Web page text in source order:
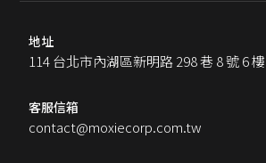
地址
114 台北市內湖區新明路 298 巷 8 號 6 樓
客服信箱
contact@moxiecorp.com.tw